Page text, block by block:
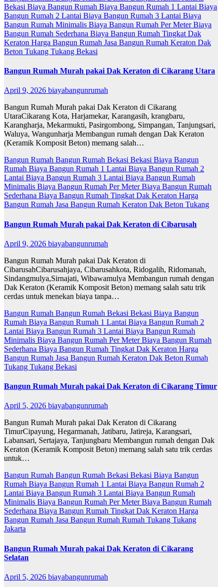
Bekasi Biaya Bangun Rumah Biaya Bangun Rumah 1 Lantai Biaya
Bangun Rumah 2 Lantai Biaya Bangun Rumah 3 Lantai Biaya
Bangun Rumah Minimalis Biaya Bangun Rumah Per MeterBiaya
Bangun Rumah Sederhana Biaya Bangun Rumah Tingkat Dak
Keraton Harga Bangun Rumah Jasa Bangun Rumah Keraton Dak
Beton Tukang Tukang Bekasi
Bangun Rumah Murah pakai Dak Keraton di Cikarang Utara
April 9, 2026 biayabangunrumah
Bangun Rumah Murah pakai Dak Keraton di Cikarang
UtaraCikarang Kota, Harjamekar, Karangasih, krangbaru,
Karangharja, Mekarmukti, Pasirgombong, Simpangan, Tanjungsari,
Waluya, Wangunharja Membangun rumah dengan Dak Keraton
(Keramik Komposit Beton) memang salah…
Bangun Rumah Bangun Rumah Bekasi Bekasi Biaya Bangun
Rumah Biaya Bangun Rumah 1 Lantai Biaya Bangun Rumah 2
Lantai Biaya Bangun Rumah 3 Lantai Biaya Bangun Rumah
Minimalis Biaya Bangun Rumah Per MeterBiaya Bangun Rumah
Sederhana Biaya Bangun Rumah TingkatDak Keraton Harga
Bangun Rumah Jasa Bangun Rumah Keraton Dak Beton Tukang
Bangun Rumah Murah pakai Dak Keraton di Cibarusah
April 9, 2026 biayabangunrumah
Bangun Rumah Murah pakai Dak Keraton di
CibarusahCibarusahjaya, Cibarusahkota, Ridogalih, Ridomanah,
Sindangmulya,Sirnajati, Wibawamulya Membangun rumah dengan
Dak Keraton (Keramik Komposit Beton) memang salah satu trik
cerdas untuk menekan biaya tanpa…
Bangun Rumah Bangun Rumah Bekasi Bekasi Biaya Bangun
Rumah Biaya Bangun Rumah 1 Lantai Biaya Bangun Rumah 2
Lantai Biaya Bangun Rumah 3 Lantai Biaya Bangun Rumah
Minimalis Biaya Bangun Rumah Per MeterBiaya Bangun Rumah
Sederhana Biaya Bangun Rumah Tingkat Dak Keraton Harga
Bangun Rumah Jasa Bangun Rumah Keraton Dak Beton Rumah
Tukang Tukang Bekasi
Bangun Rumah Murah pakai Dak Keraton di Cikarang Timur
April 5, 2026 biayabangunrumah
Bangun Rumah Murah pakai Dak Keraton di Cikarang
TimurCipayung, Hegarmanah, Jatibaru, Jatireja, Karangsari,
Labansari, Sertajaya, Tanjungbaru Membangun rumah dengan Dak
Keraton (Keramik Komposit Beton) memang salah satu trik cerdas
untuk…
Bangun Rumah Bangun Rumah Bekasi Bekasi Biaya Bangun
Rumah Biaya Bangun Rumah 1 Lantai Biaya Bangun Rumah 2
Lantai Biaya Bangun Rumah 3 Lantai Biaya Bangun Rumah
Minimalis Biaya Bangun Rumah Per MeterBiaya Bangun Rumah
Sederhana Biaya Bangun Rumah TingkatDak Keraton Harga
Bangun Rumah Jasa Bangun Rumah Rumah Tukang Tukang
Jakarta
Bangun Rumah Murah pakai Dak Keraton di Cikarang
Selatan
April 5, 2026 biayabangunrumah